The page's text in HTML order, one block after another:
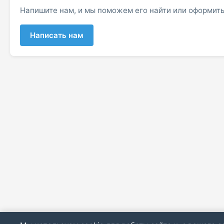
Напишите нам, и мы поможем его найти или
Написать нам